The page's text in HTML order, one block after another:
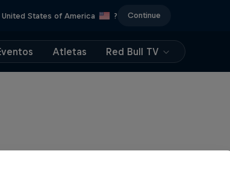
States of America ? Continue
Atletas Red Bull TV